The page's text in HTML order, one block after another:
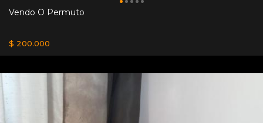
Vendo O Permuto
$ 200.000